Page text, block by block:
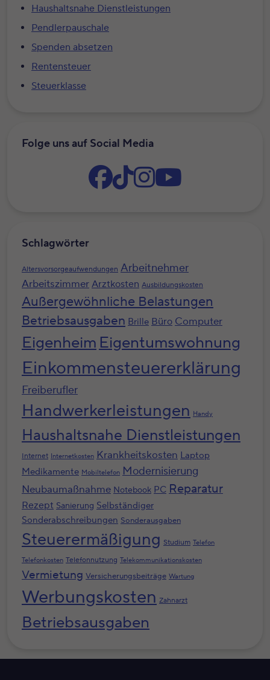
Haushaltsnahe Dienstleistungen
Pendlerpauschale
Spenden absetzen
Rentensteuer
Steuerklasse
Folge uns auf Social Media
Schlagwörter
Altersvorsorgeaufwendungen Arbeitnehmer
Arbeitszimmer Arztkosten Ausbildungskosten
Außergewöhnliche Belastungen
Betriebsausgaben Brille Büro Computer
Eigenheim Eigentumswohnung
Einkommensteuererklärung
Freiberufler
Handwerkerleistungen Handy
Haushaltsnahe Dienstleistungen
Internet Internetkosten Krankheitskosten Laptop
Medikamente Mobiltelefon Modernisierung
Neubaumaßnahme Notebook PC Reparatur
Rezept Sanierung Selbständiger
Sonderabschreibungen Sonderausgaben
Steuerermäßigung Studium Telefon
Telefonkosten Telefonnutzung Telekommunikationskosten
Vermietung Versicherungsbeiträge Wartung
Werbungskosten Zahnarzt
Betriebsausgaben